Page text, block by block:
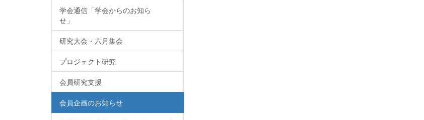
学会通信「学会からのお知ら
せ」
研究大会・六月集会
プロジェクト研究
会員研究支援
会員企画のお知らせ